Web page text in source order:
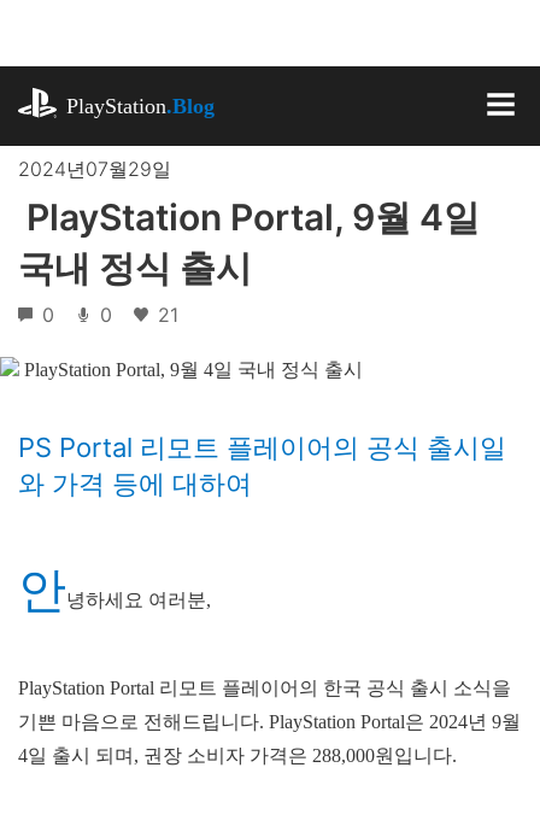
로
뛰
PlayStation.Blog
2024년07월29일
PlayStation Portal, 9월 4일
국내 정식 출시
0 0 21
PS Portal 리모트 플레이어의 공식 출시일
와 가격 등에 대하여
안녕하세요 여러분,
PlayStation Portal 리모트 플레이어의 한국 공식 출시 소식을
기쁜 마음으로 전해드립니다. PlayStation Portal은 2024년 9월
4일 출시 되며, 권장 소비자 가격은 288,000원입니다.